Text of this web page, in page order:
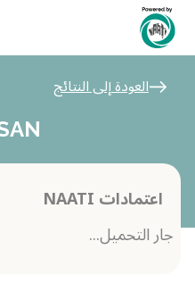
العودة إلى النتائج
اعتمادات NAATI
جار التحميل...